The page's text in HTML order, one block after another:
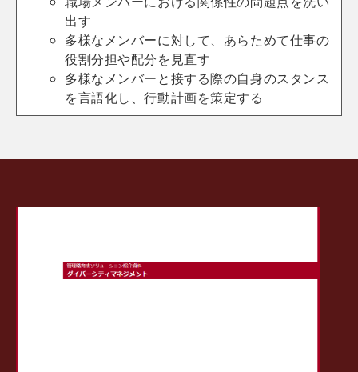
出す
多様なメンバーに対して、あらためて仕事の
役割分担や配分を見直す
多様なメンバーと接する際の自身のスタンス
を言語化し、行動計画を策定する